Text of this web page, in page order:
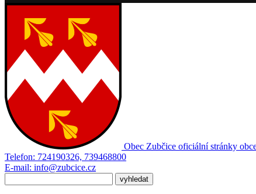
Obec Zubčice oficiální stránky
Telefon: 724190326, 739468800
E-mail: info@zubcice.cz